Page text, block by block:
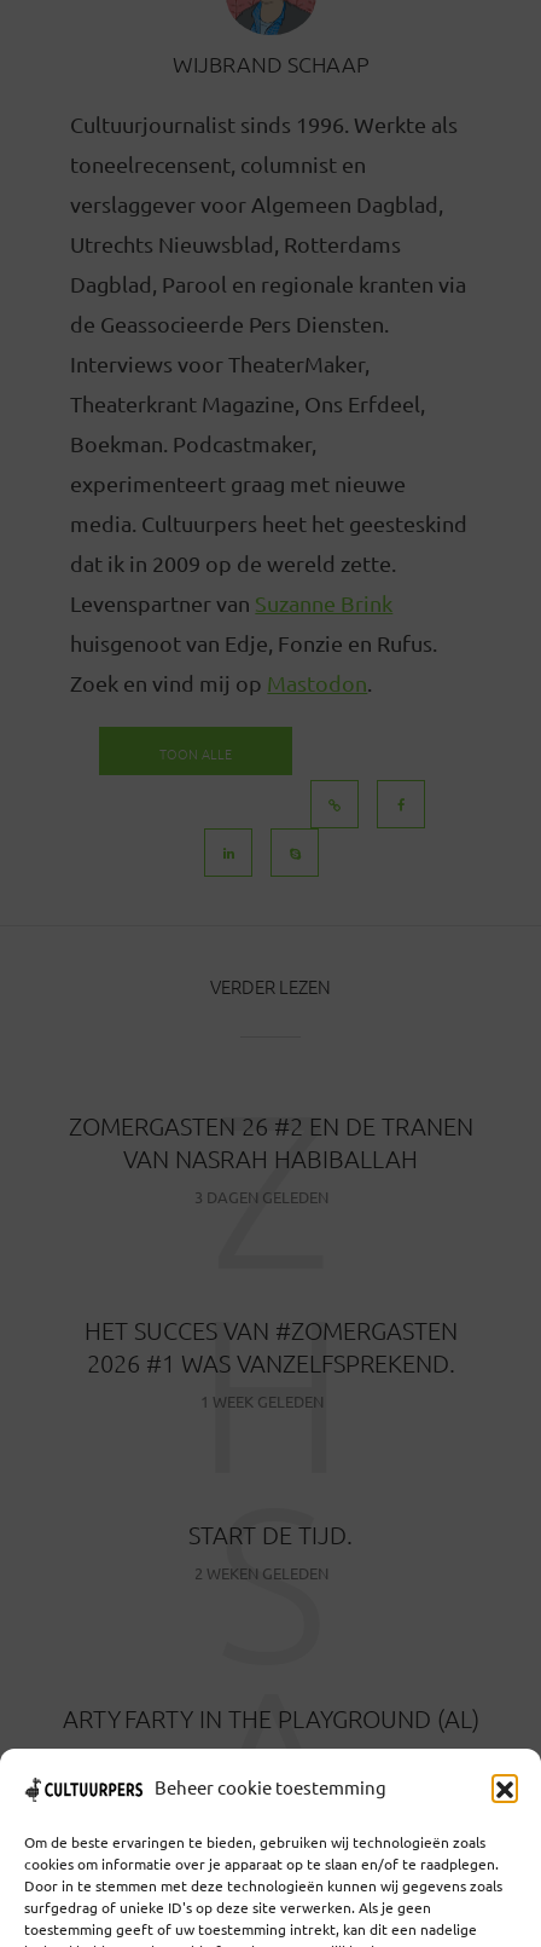
Beheer cookie toestemming
Om de beste ervaringen te bieden, gebruiken wij technologieën zoals
cookies om informatie over je apparaat op te slaan en/of te raadplegen.
Door in te stemmen met deze technologieën kunnen wij gegevens zoals
surfgedrag of unieke ID's op deze site verwerken. Als je geen
toestemming geeft of uw toestemming intrekt, kan dit een nadelige
WIJBRAND SCHAAP
Cultuurjournalist sinds 1996. Werkte als
toneelrecensent, columnist en
verslaggever voor Algemeen Dagblad,
Utrechts Nieuwsblad, Rotterdams
Dagblad, Parool en regionale kranten via
de Geassocieerde Pers Diensten.
Interviews voor TheaterMaker,
Theaterkrant Magazine, Ons Erfdeel,
Boekman. Podcastmaker,
experimenteert graag met nieuwe
media. Cultuurpers heet het geesteskind
dat ik in 2009 op de wereld zette.
Levenspartner van Suzanne Brink
huisgenoot van Edje, Fonzie en Rufus.
Zoek en vind mij op Mastodon
TOON ALLE
VERDER LEZEN
ZOMERGASTEN 26 #2 EN DE TRANEN
VAN NASRAH HABIBALLAH
3 DAGEN GELEDEN
Z
HET SUCCES VAN #ZOMERGASTEN
2026 #1 WAS VANZELFSPREKEND.
1 WEEK GELEDEN
H
START DE TIJD.
2 WEKEN GELEDEN
S
ARTY FARTY IN THE PLAYGROUND (AL)
A
Coöperatief Cultureel Persbureau U.A. | Salzburg 29 |